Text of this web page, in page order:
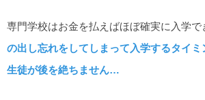
専門学校はお金を払えばほぼ確実に入学で
の出し忘れをしてしまって入学するタイミ
生徒が後を絶ちません…